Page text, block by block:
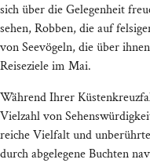
sich über die Gelegenheit
sehen, Robben, die auf
von Seevögeln, die über
Reiseziele im Mai.
Während Ihrer
Vielzahl von
reiche Vielfalt und
durch abgelegene Buchten